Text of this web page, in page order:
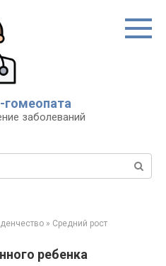
гомеопата
заболеваний
» Средний рост
ребенка